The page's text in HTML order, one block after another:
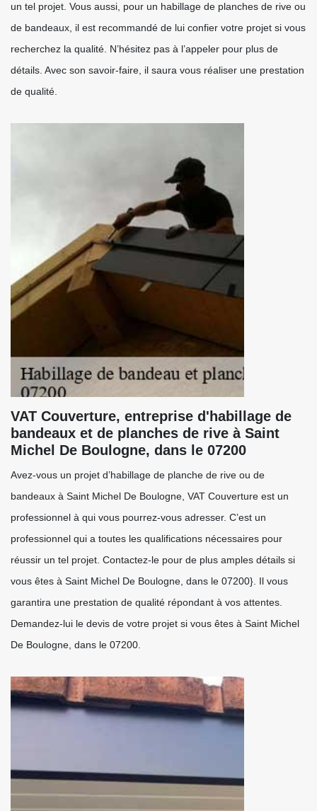
un tel projet. Vous aussi, pour un habillage de planches de rive ou
de bandeaux, il est recommandé de lui confier votre projet si vous
recherchez la qualité. N’hésitez pas à l’appeler pour plus de
détails. Avec son savoir-faire, il saura vous réaliser une prestation
de qualité.
VAT Couverture, entreprise d'habillage de
bandeaux et de planches de rive à Saint
Michel De Boulogne, dans le 07200
Avez-vous un projet d’habillage de planche de rive ou de
bandeaux à Saint Michel De Boulogne, VAT Couverture est un
professionnel à qui vous pourrez-vous adresser. C’est un
professionnel qui a toutes les qualifications nécessaires pour
réussir un tel projet. Contactez-le pour de plus amples détails si
vous êtes à Saint Michel De Boulogne, dans le 07200}. Il vous
garantira une prestation de qualité répondant à vos attentes.
Demandez-lui le devis de votre projet si vous êtes à Saint Michel
De Boulogne, dans le 07200.